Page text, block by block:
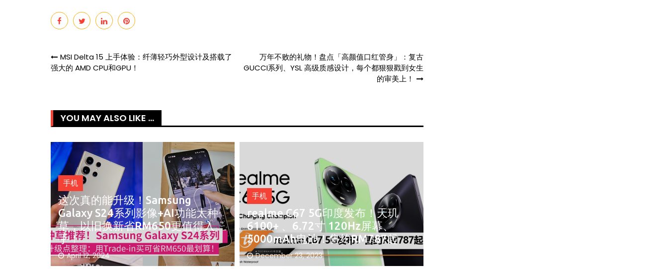
Post
MSI Delta 15 上手体验：纤薄轻巧外型设计及搭载了
强大的 AMD CPU和GPU！
万年不败的礼物！盘点「高颜值口红管身」：复古
GUCCI系列、YSL 高级质感设计，每个都狠狠戳到女生
的审美上！
YOU MAY ALSO LIKE ...
手机
realme C67 5G印度发布！天玑
6100+ 、6.72寸 120Hz屏幕、
5000mAh电池！售约RM787起
December 23, 2023
手机
盘点2023年各国最受欢迎的手机品
牌：大马人最爱这三个品牌！
December 10, 2023